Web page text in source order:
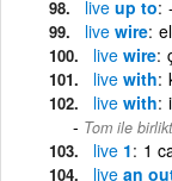
live up to
live wire
live wire
live with
live with
Tom ile
live 1 1
live an